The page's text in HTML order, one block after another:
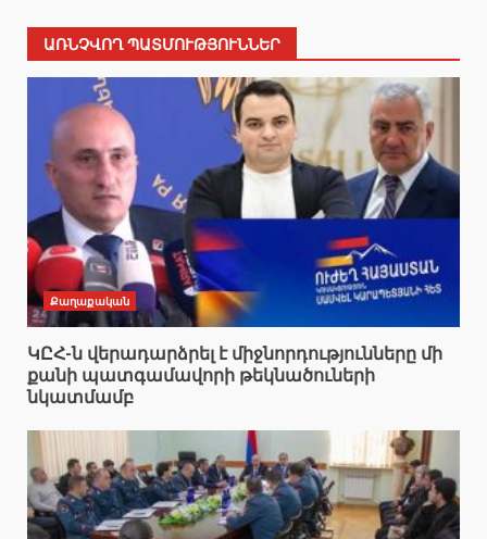
ԱՌՆՉՎՈՂ ՊԱՏՄՈՒԹՅՈՒՆՆԵՐ
Քաղաքական
ԿԸՀ-ն վերադարձրել է միջնորդությունները մի
քանի պատգամավորի թեկնածուների
նկատմամբ